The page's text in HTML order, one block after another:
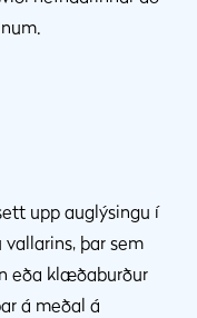
upp auglýsingu í
þar sem
eða klæðaburður
á meðal á